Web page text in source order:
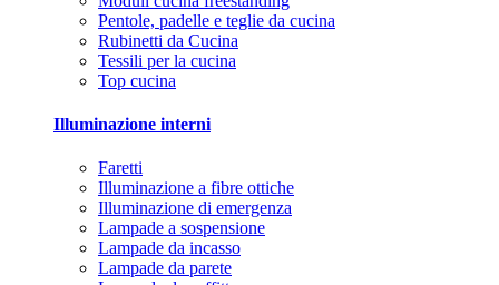
Pentole, padelle e teglie da cucina
Rubinetti da Cucina
Tessili per la cucina
Top cucina
Illuminazione interni
Faretti
Illuminazione a fibre ottiche
Illuminazione di emergenza
Lampade a sospensione
Lampade da incasso
Lampade da parete